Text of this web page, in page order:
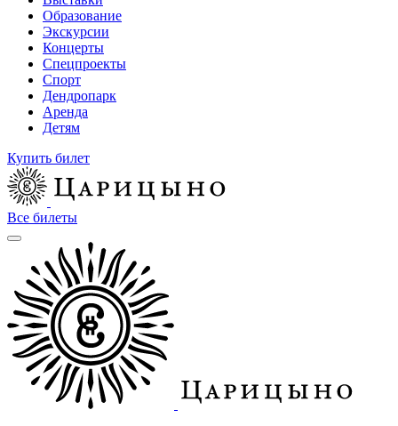
Образование
Экскурсии
Концерты
Спецпроекты
Спорт
Дендропарк
Аренда
Детям
Купить билет
Все билеты